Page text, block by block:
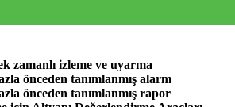
zamanlı izleme ve uyarma
önceden tanımlanmış alarm
önceden tanımlanmış rapor